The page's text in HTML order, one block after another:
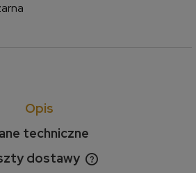
Opis
techniczne
dostawy
kosztów płatności